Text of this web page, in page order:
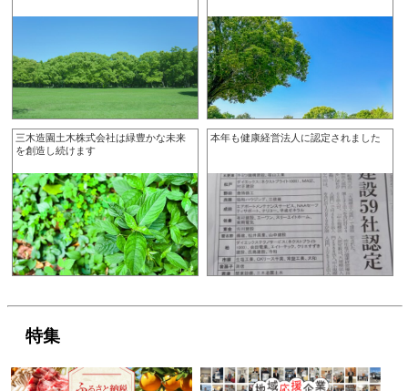
三木造園土木株式会社は緑豊かな未来
を創造し続けます
本年も健康経営法人に認定されました
特集